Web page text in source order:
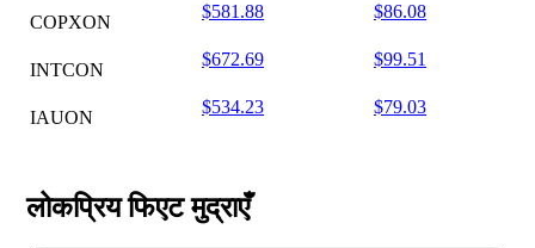
COPXON
$581.88 $86.08
INTCON
$672.69 $99.51
IAUON
$534.23 $79.03
लोकप्रिय फिएट मुद्राएँ